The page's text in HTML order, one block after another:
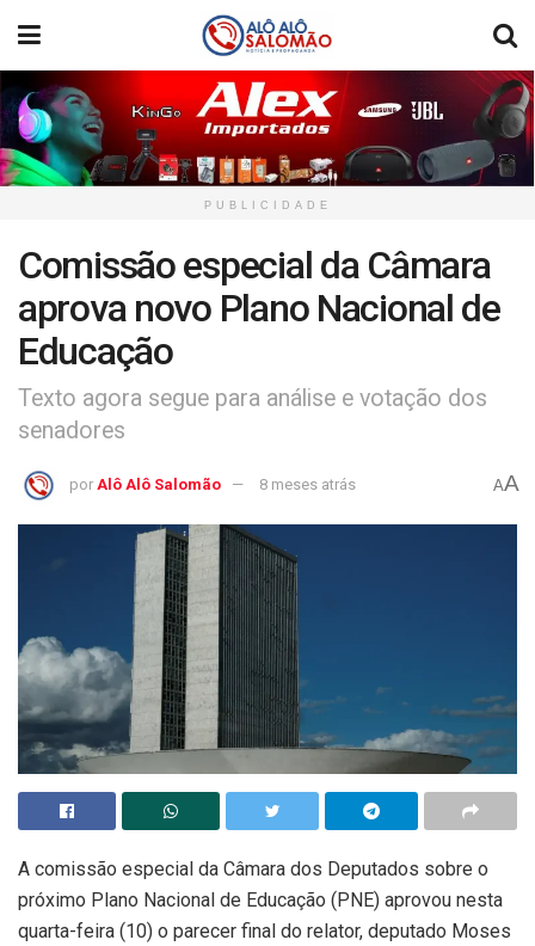
PUBLICIDADE
Comissão especial da Câmara
aprova novo Plano Nacional de
Educação
Texto agora segue para análise e votação dos
senadores
por Alô Alô Salomão 8 meses atrás AA
A comissão especial da Câmara dos Deputados sobre o
próximo Plano Nacional de Educação (PNE) aprovou nesta
quarta-feira (10) o parecer final do relator, deputado Moses